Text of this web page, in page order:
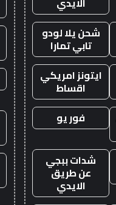
شحن يلا لودو
تابي تمارا
ايتونز امريكي
اقساط
فور يو
شدات ببجي
عن طريق
الايدي